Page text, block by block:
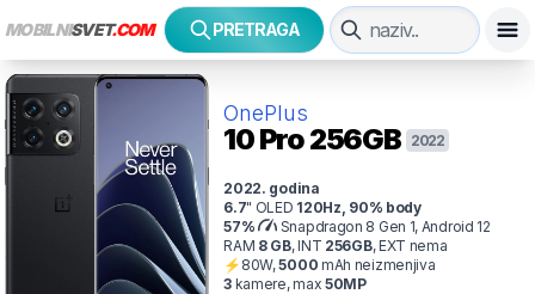
MOBILNISVET.COM PRETRAGA
OnePlus
10 Pro256GB 2022
2022. godina
6.7" OLED 120Hz 90% body
57%
Snapdragon 8 Gen 1, Android 12
RAM 8GB,INT 256GB,EXT nema
⚡ 80W,5000 mAh neizmenjiva
3 kamere, max 50MP